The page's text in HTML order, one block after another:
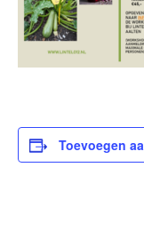
Toevoegen